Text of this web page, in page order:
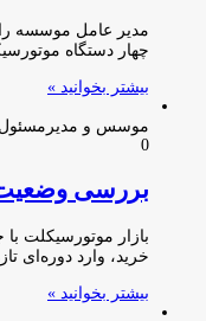
مدیر عامل موسسه
چهار دستگاه
بیشتر بخوانید »
موسس و مدیرمسئول:
0
بررسی وضعیت
بازار موتورسیکلت
خرید، وارد دوره‌ای
بیشتر بخوانید »